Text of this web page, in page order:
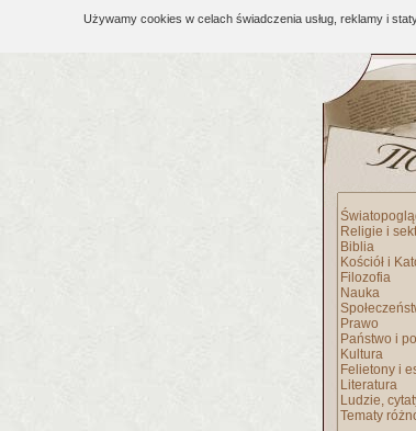
Używamy cookies w celach świadczenia usług, reklamy i
Religie i
Biblia
Kościół i
Filozofia
Nauka
Prawo
Państwo i
Kultura
Felietony i
Literatura
Ludzie,
Tematy